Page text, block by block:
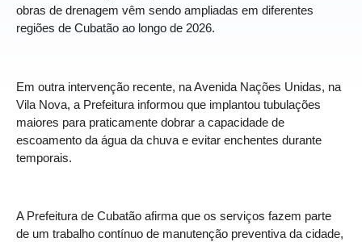
obras de drenagem vêm sendo ampliadas em diferentes
regiões de Cubatão ao longo de 2026.
Em outra intervenção recente, na Avenida Nações Unidas, na
Vila Nova, a Prefeitura informou que implantou tubulações
maiores para praticamente dobrar a capacidade de
escoamento da água da chuva e evitar enchentes durante
temporais.
A Prefeitura de Cubatão afirma que os serviços fazem parte
de um trabalho contínuo de manutenção preventiva da cidade,